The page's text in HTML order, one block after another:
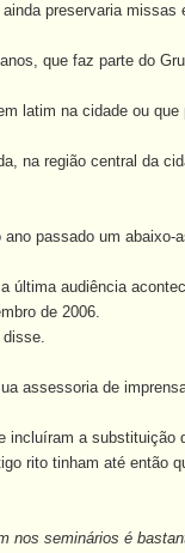
preservaria missas
que faz parte do
latim na cidade ou que
na região central da
passado um
audiência
de 2006.
assessoria de
incluíram a
rito tinham até então
seminários é